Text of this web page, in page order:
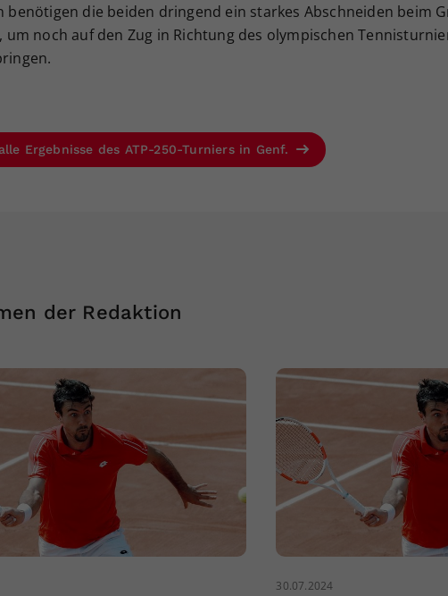
benötigen die beiden dringend ein starkes Abschneiden beim
um noch auf den Zug in Richtung des olympischen
Ergebnisse des ATP-250-Turniers in Genf.
der Redaktion
30.07.2024